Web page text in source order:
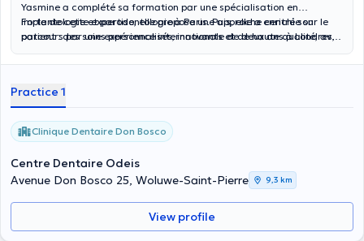
Yasmine a complété sa formation par une spécialisation en
implantologie et parodontologie à Paris. Puis, elle a enrichi son
parcours par une expérience internationale de deux ans à Londres,
Forte de cette expertise, elle propose une approche centrée sur le
patient : des soins personnalisés, innovants et de haute qualité, avec
Son objectif est d’offrir à chacun un sourire en parfaite santé,
Practice 1
Clinique Dentaire Don Bosco
Centre Dentaire Odeis
Avenue Don Bosco 25, Woluwe-Saint-Pierre
9,3 km
View profile